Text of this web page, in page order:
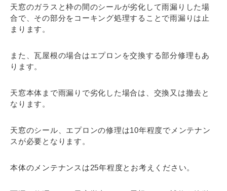
天窓のガラスと枠の間のシールが劣化して雨漏りした場
合で、その部分をコーキング処理することで雨漏りは止
まります。
また、瓦屋根の場合はエプロンを交換する部分修理もあ
ります。
天窓本体まで雨漏りで劣化した場合は、交換又は撤去と
なります。
天窓のシール、エプロンの修理は10年程度でメンテナン
スが必要となります。
本体のメンテナンスは25年程度とお考えください。